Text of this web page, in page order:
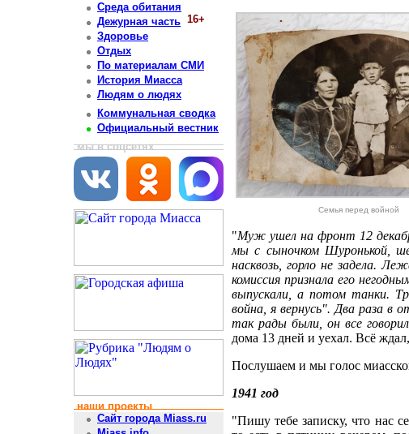
Среда обитания
Дежурная часть 16+
Здоровье
Отдых
По материалам СМИ
История Миасса
Людям о людях
Коммунальная сводка
Официальный вестник
мы в соцсетях
наши проекты
Сайт города Miass.ru
Семья перед войной
"Муж ушел на фронт 12
мы с сыночком Шуронькой,
насквозь, горло не задела.
комиссия признала его
выпускали, а потом танки.
война, я вернусь". Два раза в
так рады были, он все
дома 13 дней и уехал. Всё
Послушаем и мы голос
1941 год
"Пишу тебе записку, что нас